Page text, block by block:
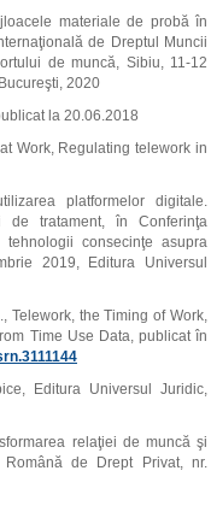
materiale de probă în
de Dreptul Muncii
de muncă, Sibiu, 11-12
2020
la 20.06.2018
Work, Regulating telework in
platformelor digitale.
de tratament, în Conferinţa
consecinţe asupra
2019, Editura Universul
Telework, the Timing of Work,
Time Use Data, publicat în
Editura Universul Juridic,
relaţiei de muncă şi
de Drept Privat, nr.